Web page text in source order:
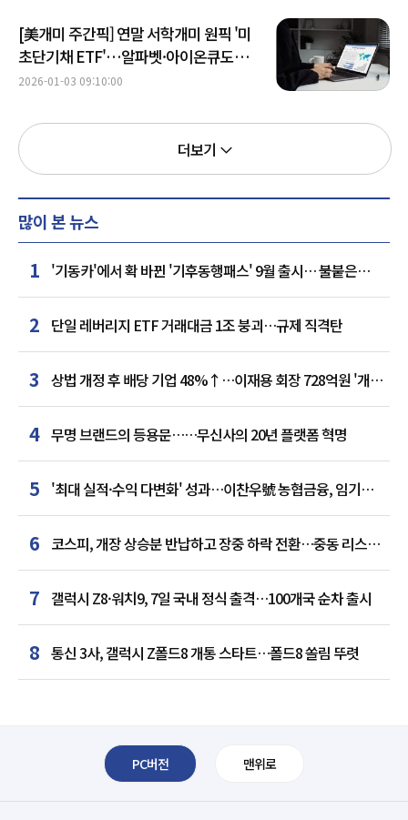
[美개미 주간픽] 연말 서학개미 원픽 '미
초단기채 ETF'…알파벳·아이온큐도
순매수 상위
2026-01-03 09:10:00
더보기
많이 본 뉴스
1 '기동카'에서 확 바뀐 '기후동행패스' 9월 출시… 불붙은
카드사 경쟁
2 단일 레버리지 ETF 거래대금 1조 붕괴…규제 직격탄
3
상법 개정 후 배당 기업 48%↑…이재용 회장 728억원 '개인
최다'
4 무명 브랜드의 등용문……무신사의 20년 플랫폼 혁명
5 '최대 실적·수익 다변화' 성과…이찬우號 농협금융, 임기
말년 성장 박차
6 코스피, 개장 상승분 반납하고 장중 하락 전환…중동 리스크·
美 경계감
7 갤럭시 Z8·워치9, 7일 국내 정식 출격…100개국 순차 출시
8 통신 3사, 갤럭시 Z폴드8 개통 스타트…폴드8 쏠림 뚜렷
PC버전 맨위로